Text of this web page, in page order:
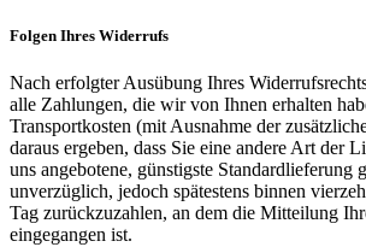
Folgen Ihres Widerrufs
Nach erfolgter Ausübung Ihres
alle Zahlungen, die wir von Ihnen erhalten
Transportkosten (mit Ausnahme der
daraus ergeben, dass Sie eine andere Art der
uns angebotene, günstigste Standardlieferung
unverzüglich, jedoch spätestens binnen
Tag zurückzuzahlen, an dem die Mitteilung
eingegangen ist.